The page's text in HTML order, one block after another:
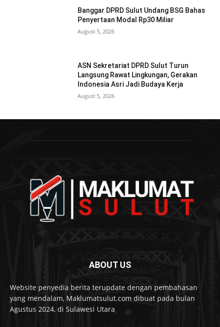
Banggar DPRD Sulut Undang BSG Bahas
Penyertaan Modal Rp30 Miliar
August 5, 2026
ASN Sekretariat DPRD Sulut Turun
Langsung Rawat Lingkungan, Gerakan
Indonesia Asri Jadi Budaya Kerja
August 5, 2026
ABOUT US
Website penyedia berita terupdate dengan pembahasan
yang mendalam, Maklumatsulut.com dibuat pada bulan
Agustus 2024, di Sulawesi Utara